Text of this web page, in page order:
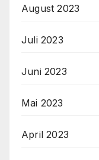
August 2023
Juli 2023
Juni 2023
Mai 2023
April 2023